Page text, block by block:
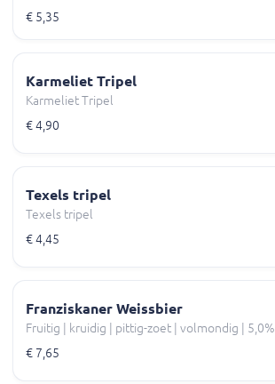
€ 5,35
Karmeliet Tripel
Karmeliet Tripel
€ 4,90
Texels tripel
Texels tripel
€ 4,45
Franziskaner Weissbier
Fruitig | kruidig | pittig-zoet | volmondig | 5,0%
€ 7,65